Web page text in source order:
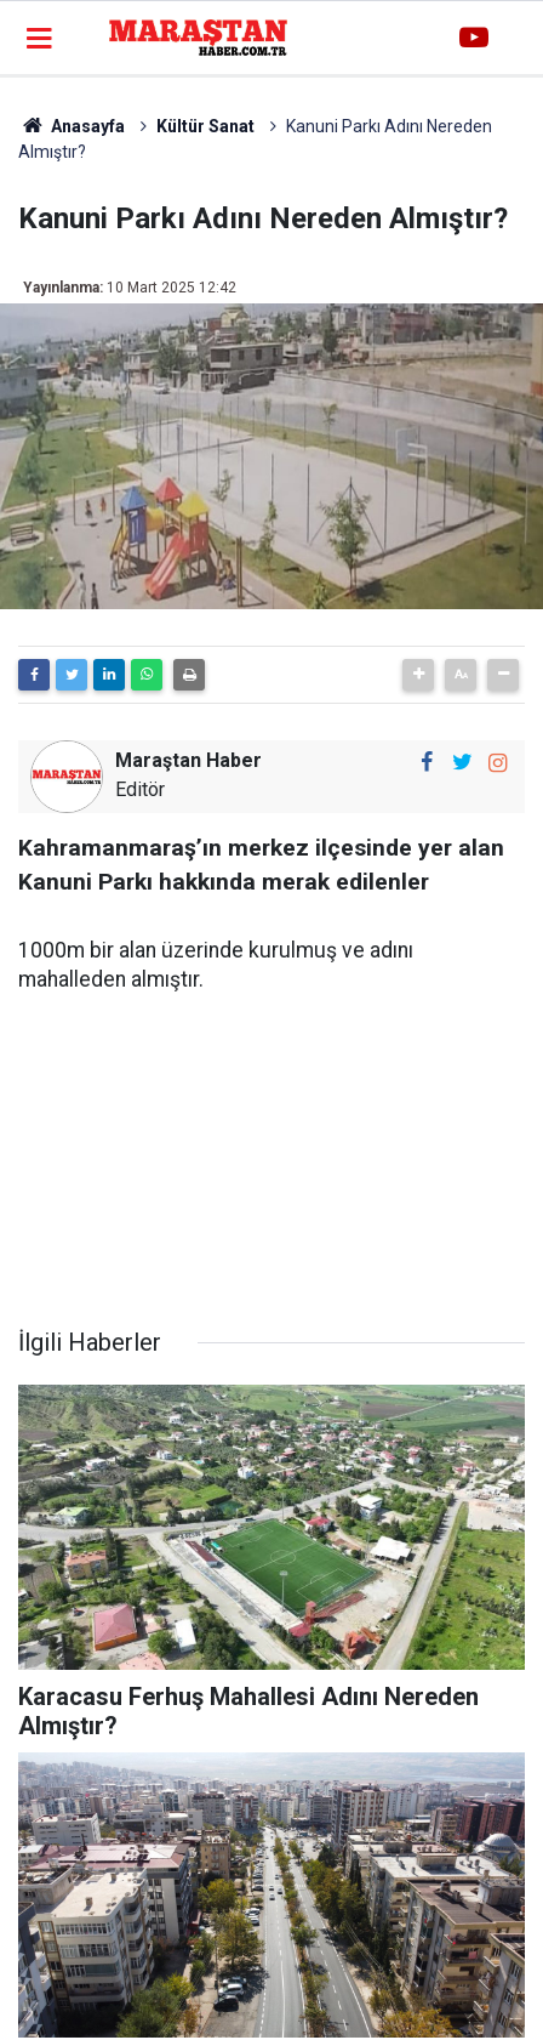
Anasayfa Kültür Sanat
Kanuni Parkı Adını Nereden
Almıştır?
Kanuni Parkı Adını Nereden Almıştır?
Yayınlanma: 10 Mart 2025 12:42
Maraştan Haber
Editör
Kahramanmaraş’ın merkez ilçesinde yer alan
Kanuni Parkı hakkında merak edilenler
1000m bir alan üzerinde kurulmuş ve adını
mahalleden almıştır.
İlgili Haberler
Karacasu Ferhuş Mahallesi Adını Nereden
Almıştır?